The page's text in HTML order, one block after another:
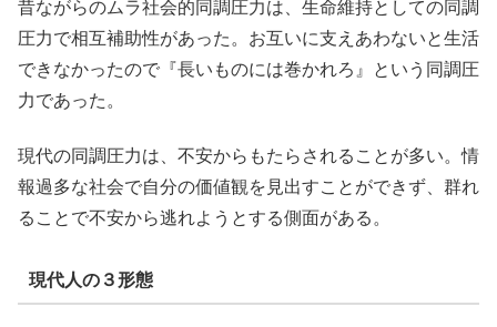
昔ながらのムラ社会的同調圧力は、生命維持としての同調
圧力で相互補助性があった。お互いに支えあわないと生活
できなかったので『長いものには巻かれろ』という同調圧
力であった。
現代の同調圧力は、不安からもたらされることが多い。情
報過多な社会で自分の価値観を見出すことができず、群れ
ることで不安から逃れようとする側面がある。
現代人の３形態